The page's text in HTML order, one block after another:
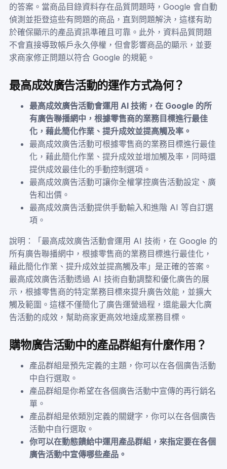
的答案。當商品目錄資料存在品質問題時，Google 會自動
偵測並拒登這些有問題的商品，直到問題解決，這樣有助
於確保顯示的產品資訊準確且可靠。此外，資料品質問題
不會直接導致帳戶永久停權，但會影響商品的顯示，並要
求商家修正問題以符合 Google 的規範。
最高成效廣告活動的運作方式為何？
最高成效廣告活動會運用 AI 技術，在 Google 的所
有廣告聯播網中，根據零售商的業務目標進行最佳
化，藉此簡化作業、提升成效並提高觸及率。
最高成效廣告活動可根據零售商的業務目標進行最佳
化，藉此簡化作業、提升成效並增加觸及率，同時還
提供成效最佳化的手動控制選項。
最高成效廣告活動可讓你全權掌控廣告活動設定、廣
告和出價。
最高成效廣告活動提供手動輸入和進階 AI 等自訂選
項。
說明：「最高成效廣告活動會運用 AI 技術，在 Google 的
所有廣告聯播網中，根據零售商的業務目標進行最佳化，
藉此簡化作業、提升成效並提高觸及率」是正確的答案。
最高成效廣告活動透過 AI 技術自動調整和優化廣告的展
示，根據零售商的特定業務目標來提升廣告效能，並擴大
觸及範圍。這樣不僅簡化了廣告運營過程，還能最大化廣
告活動的成效，幫助商家更高效地達成業務目標。
購物廣告活動中的產品群組有什麼作用？
產品群組是預先定義的主題，你可以在各個廣告活動
中自行選取。
產品群組是你希望在各個廣告活動中宣傳的再行銷名
單。
產品群組是依類別定義的關鍵字，你可以在各個廣告
活動中自行選取。
你可以在動態饋給中運用產品群組，來指定要在各個
廣告活動中宣傳哪些產品。